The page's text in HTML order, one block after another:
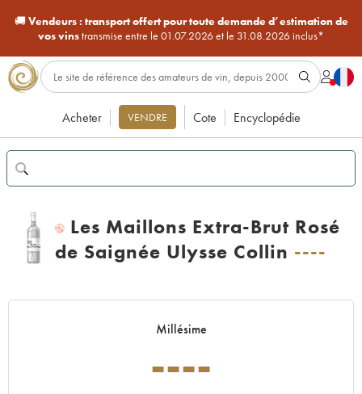
🚚Vendeurs : transport offert pour toute demande d’estimation de
vos vinstransmise entre le 01.07.2026 et le 31.08.2026 inclus*
Acheter VENDRE Cote Encyclopédie
H
Les Maillons Extra-Brut Rosé
de Saignée Ulysse Collin ----
Millésime
----